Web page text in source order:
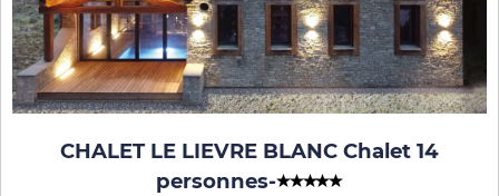
CHALET LE LIEVRE BLANC Chalet 14
personnes-